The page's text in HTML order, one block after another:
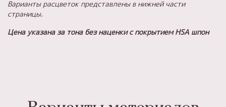
Варианты расцветок представлены в нижней части
страницы.
Цена указана за тона без наценки с покрытиемHSA шпон